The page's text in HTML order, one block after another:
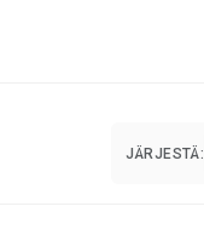
JÄRJESTÄ: